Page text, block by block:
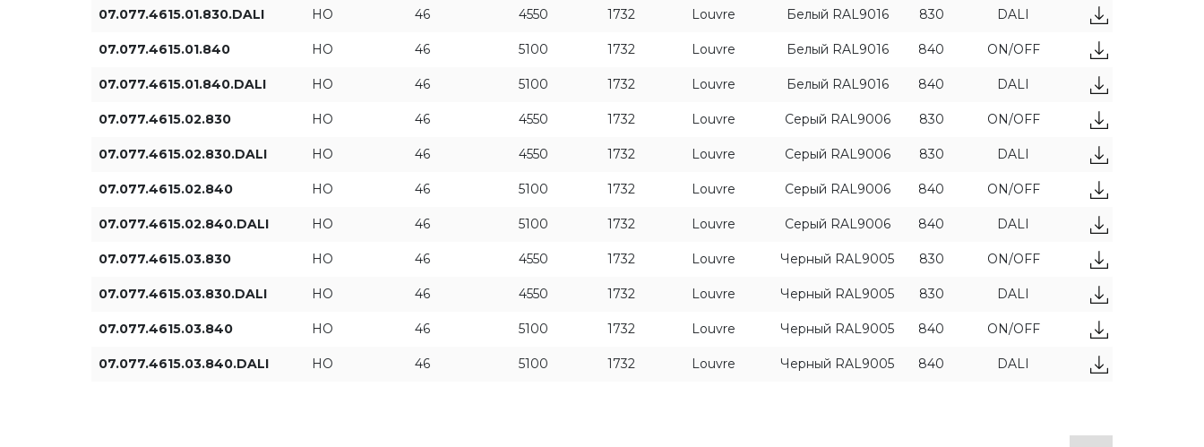
07.077.4615.01.830.DALI HO 46 4550 1732 Louvre Белый RAL9016 830 DALI
07.077.4615.01.840 HO 46 5100 1732 Louvre Белый RAL9016 840 ON/OFF
07.077.4615.01.840.DALI HO 46 5100 1732 Louvre Белый RAL9016 840 DALI
07.077.4615.02.830 HO 46 4550 1732 Louvre Серый RAL9006 830 ON/OFF
07.077.4615.02.830.DALI HO 46 4550 1732 Louvre Серый RAL9006 830 DALI
07.077.4615.02.840 HO 46 5100 1732 Louvre Серый RAL9006 840 ON/OFF
07.077.4615.02.840.DALI HO 46 5100 1732 Louvre Серый RAL9006 840 DALI
07.077.4615.03.830 HO 46 4550 1732 Louvre Черный RAL9005 830 ON/OFF
07.077.4615.03.830.DALI HO 46 4550 1732 Louvre Черный RAL9005 830 DALI
07.077.4615.03.840 HO 46 5100 1732 Louvre Черный RAL9005 840 ON/OFF
07.077.4615.03.840.DALI HO 46 5100 1732 Louvre Черный RAL9005 840 DALI